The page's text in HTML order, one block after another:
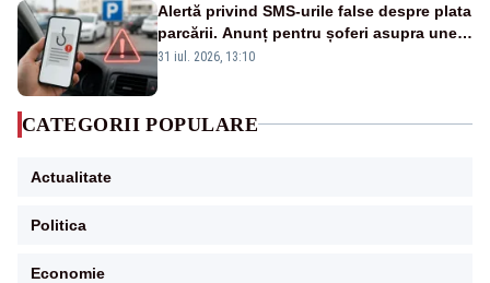
Alertă privind SMS-urile false despre plata
parcării. Anunț pentru șoferi asupra unei
noi metode de fraudă online
31 iul. 2026, 13:10
CATEGORII POPULARE
Actualitate
Politica
Economie